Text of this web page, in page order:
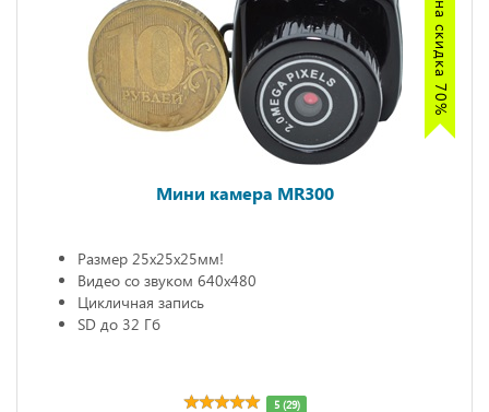
Мини камера MR300
Размер 25х25х25мм!
Видео со звуком 640х480
Цикличная запись
SD до 32 Гб
5 (29)